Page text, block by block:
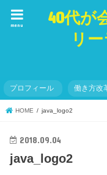
40代が
リ
menu
プロフィール 働き方改
HOME java_logo2
2018.09.04
java_logo2